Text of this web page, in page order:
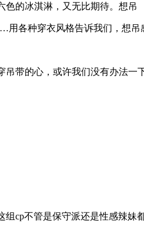
的冰淇淋，又无比期待。想吊
种穿衣风格告诉我们，想吊
的心，或许我们没有办法一
不管是保守派还是性感辣妹